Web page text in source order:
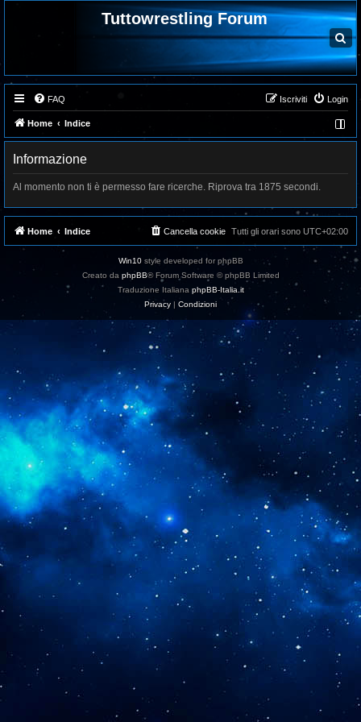
Tuttowrestling Forum
C
e
r
c
a
FAQ Login
Iscriviti
Home Indice
Informazione
Al momento non ti è permesso fare ricerche. Riprova tra 1875 secondi.
Home Indice Tutti gli orari sono UTC+02:00
Cancella cookie
Win10style developed for phpBB
Creato da phpBB® Forum Software © phpBB Limited
Traduzione Italiana phpBB-Italia.it
Privacy | Condizioni